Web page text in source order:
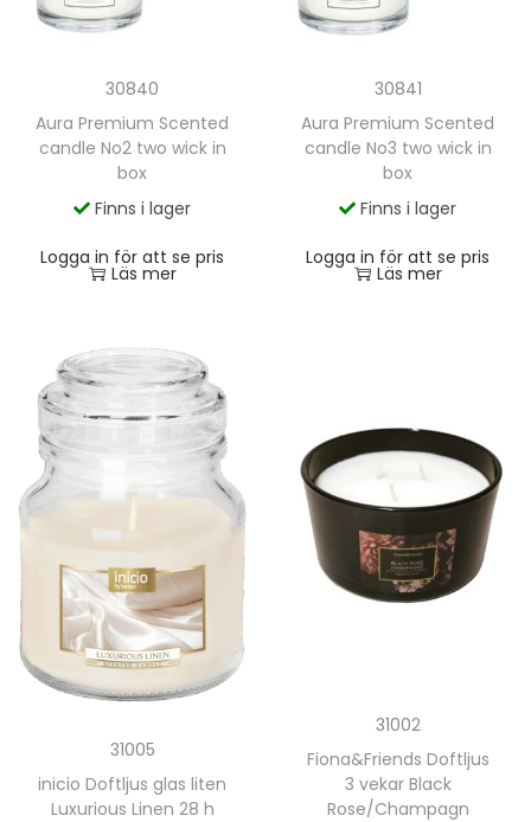
30840
Aura Premium Scented
candle No2 two wick in
box
Finns i lager
Logga in för att se pris
Läs mer
30841
Aura Premium Scented
candle No3 two wick in
box
Finns i lager
Logga in för att se pris
Läs mer
31005
inicio Doftljus glas liten
Luxurious Linen 28 h
31002
Fiona&Friends Doftljus
3 vekar Black
Rose/Champagn